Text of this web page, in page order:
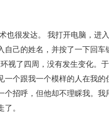
也很发达。 我打开电脑，进
自己的姓名，并按了一下回
视了四周，没有发生变化。
一个跟我一个模样的人在我
个招呼，但他却不理睬我。
。